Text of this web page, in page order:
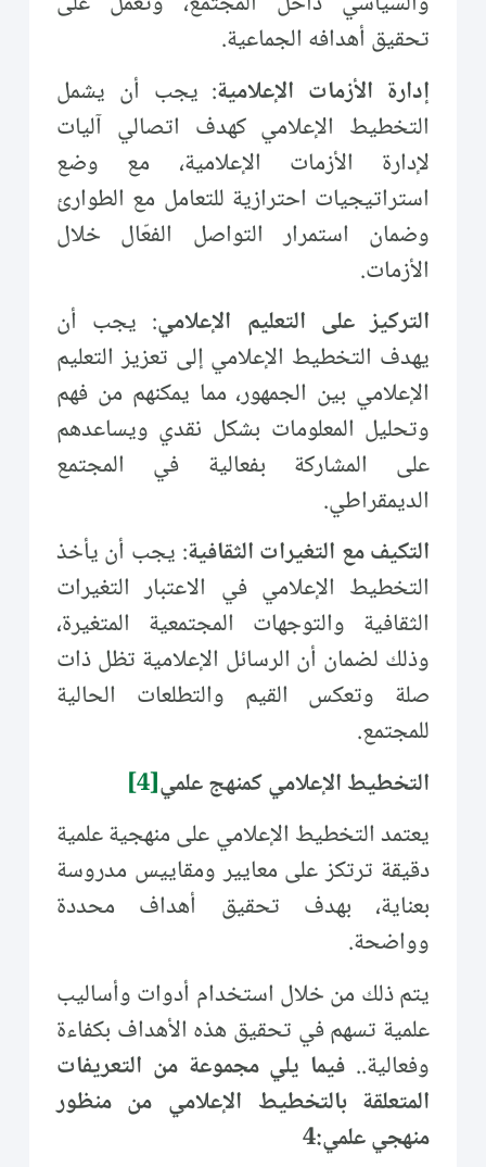
تحقيق أهدافه الجماعية.
إدارة الأزمات الإعلامية: يجب أن يشمل
التخطيط الإعلامي كهدف اتصالي آليات
لإدارة الأزمات الإعلامية، مع وضع
استراتيجيات احترازية للتعامل مع الطوارئ
وضمان استمرار التواصل الفعّال خلال
الأزمات.
التركيز على التعليم الإعلامي: يجب أن
يهدف التخطيط الإعلامي إلى تعزيز التعليم
الإعلامي بين الجمهور، مما يمكنهم من فهم
وتحليل المعلومات بشكل نقدي ويساعدهم
على المشاركة بفعالية في المجتمع
الديمقراطي.
التكيف مع التغيرات الثقافية: يجب أن يأخذ
التخطيط الإعلامي في الاعتبار التغيرات
الثقافية والتوجهات المجتمعية المتغيرة،
وذلك لضمان أن الرسائل الإعلامية تظل ذات
صلة وتعكس القيم والتطلعات الحالية
للمجتمع.
التخطيط الإعلامي كمنهج علمي[4]
يعتمد التخطيط الإعلامي على منهجية علمية
دقيقة ترتكز على معايير ومقاييس مدروسة
بعناية، بهدف تحقيق أهداف محددة
وواضحة.
يتم ذلك من خلال استخدام أدوات وأساليب
علمية تسهم في تحقيق هذه الأهداف بكفاءة
وفعالية.. فيما يلي مجموعة من التعريفات
المتعلقة بالتخطيط الإعلامي من منظور
منهجي علمي:4